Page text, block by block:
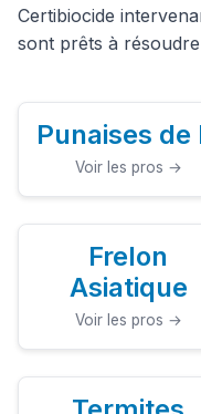
Certibiocide
sont prêts à
Punaises de
Voir les pros →
Frelon
Asiatique
Voir les pros →